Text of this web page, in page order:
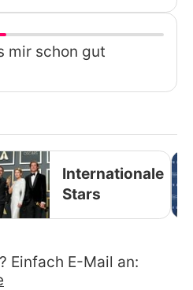
mir schon gut
Internationale
Stars
Einfach E-Mail an: